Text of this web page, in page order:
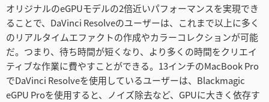
オリジナルのeGPUモデルの2倍近いパフォーマンスを実現でき
ることで、DaVinci Resolveのユーザーは、これまで以上に多く
のリアルタイムエファクトの作成やカラーコレクションが可能
だ。つまり、待ち時間が短くなり、より多くの時間をクリエイ
ティブな作業に費やすことができる。13インチのMacBook Pro
でDaVinci Resolveを使用しているユーザーは、Blackmagic
eGPU Proを使用すると、ノイズ除去など、GPUに大きく依存す